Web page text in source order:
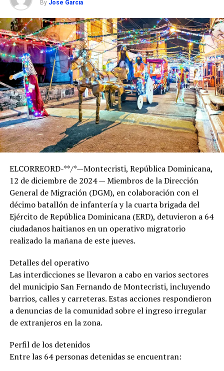
By Jose Garcia
ELCORREORD-**/*—Montecristi, República Dominicana,
12 de diciembre de 2024 — Miembros de la Dirección
General de Migración (DGM), en colaboración con el
décimo batallón de infantería y la cuarta brigada del
Ejército de República Dominicana (ERD), detuvieron a 64
ciudadanos haitianos en un operativo migratorio
realizado la mañana de este jueves.
Detalles del operativo
Las interdicciones se llevaron a cabo en varios sectores
del municipio San Fernando de Montecristi, incluyendo
barrios, calles y carreteras. Estas acciones respondieron
a denuncias de la comunidad sobre el ingreso irregular
de extranjeros en la zona.
Perfil de los detenidos
Entre las 64 personas detenidas se encuentran: